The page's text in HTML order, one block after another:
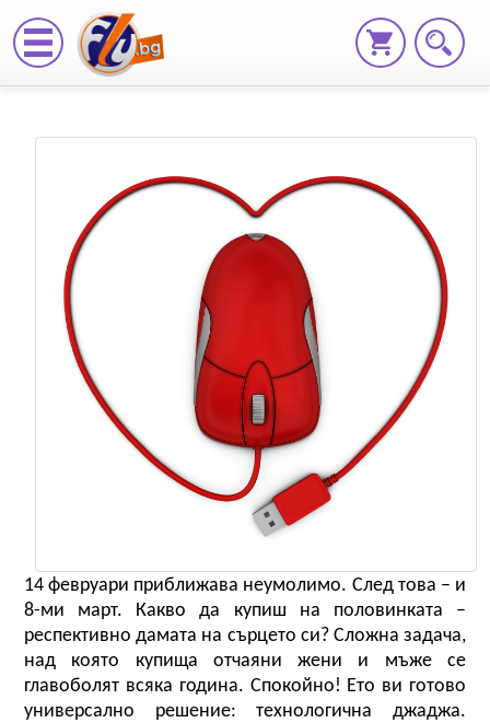
А
вие?
Избрахте
ли
подарък
14-
ти
февруари?
14 февруари приближава неумолимо. След това – и
8-ми март. Какво да купиш на половинката –
респективно дамата на сърцето си? Сложна задача,
над която купища отчаяни жени и мъже се
главоболят всяка година. Спокойно! Ето ви готово
универсално решение: технологична джаджа.